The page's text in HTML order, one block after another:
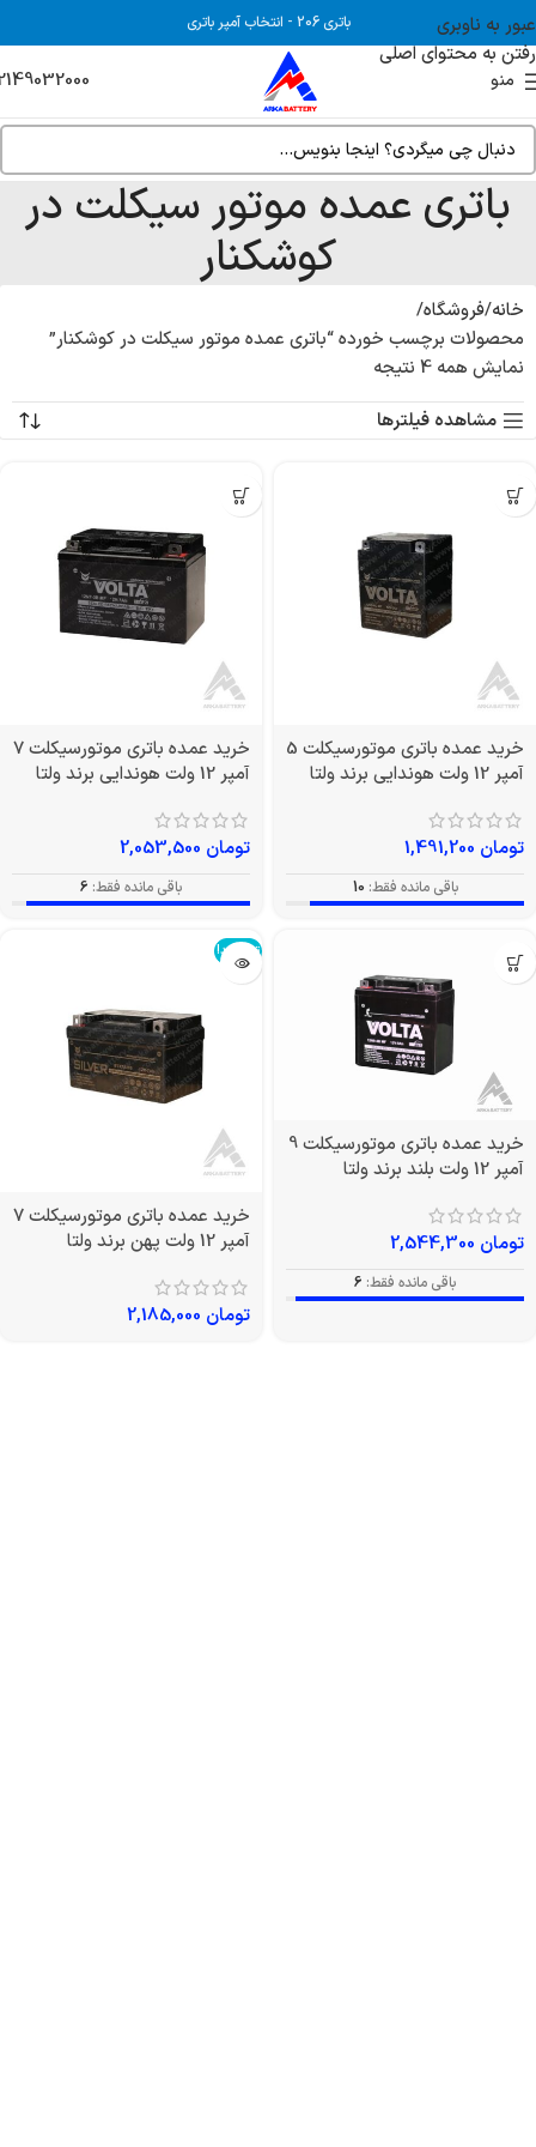
عبور به ناوبری
رفتن به محتوای اصلی
باتری 206 - انتخاب آمپر باتری
منو
باتری عمده موتور سیکلت در
کوشکنار
خانه فروشگاه
محصولات برچسب خورده “باتری عمده موتور سیکلت در کوشکنار”
نمایش همه 4 نتیجه
مشاهده فیلترها
خرید عمده باتری موتورسیکلت 5
آمپر 12 ولت هوندایی برند ولتا
تومان
باقی مانده فقط: 10
خرید عمده باتری موتورسیکلت 7
آمپر 12 ولت هوندایی برند ولتا
تومان
باقی مانده فقط: 6
خرید عمده باتری موتورسیکلت 9
آمپر 12 ولت بلند برند ولتا
تومان
باقی مانده فقط: 6
تمام شد!
خرید عمده باتری موتورسیکلت 7
آمپر 12 ولت پهن برند ولتا
تومان